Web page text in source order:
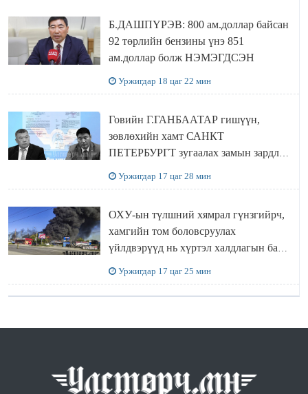
Б.ДАШПҮРЭВ: 800 ам.доллар байсан
92 төрлийн бензины үнэ 851
ам.доллар болж НЭМЭГДСЭН
Уржигдар 18 цаг 22 мин
Говийн Г.ГАНБААТАР гишүүн,
зөвлөхийн хамт САНКТ
ПЕТЕРБУРГТ зугаалах замын зардлаа
Уржигдар 17 цаг 28 мин
ОХУ-ын түлшний хямрал гүнзгийрч,
хамгийн том боловсруулах
үйлдвэрүүд нь хүртэл халдлагын бай
Уржигдар 17 цаг 25 мин